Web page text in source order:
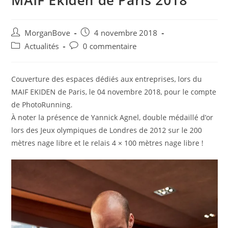
Auteur/autrice
de
MorganBove
Post
published:
4 novembre 2018
PostActualités
Post0 commentaire
Couverture des espaces dédiés aux entreprises, lors du
MAIF EKIDEN de Paris, le 04 novembre 2018, pour le compte
de PhotoRunning.
À noter la présence de Yannick Agnel, double médaillé d’or
lors des Jeux olympiques de Londres de 2012 sur le 200
mètres nage libre et le relais 4 × 100 mètres nage libre !